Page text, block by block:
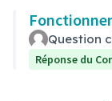
Question
Réponse du